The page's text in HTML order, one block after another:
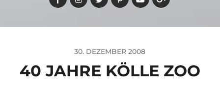
30. DEZEMBER 2008
40 JAHRE KÖLLE ZOO